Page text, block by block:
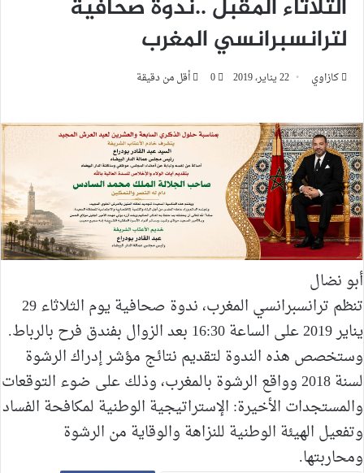
الثلاثاء المقبل ..ندوة صحافية
لترانسبرانسي المغرب
كازاوي 22 يناير، 2019 0 أقل من دقيقة
أبو نضال
تنظم ترانسبرانسي المغرب، ندوة صحافية يوم الثلاثاء 29
يناير 2019 على الساعة 16:30 بعد الزوال بفندق فرح بالرباط.
وستخصص هذه الندوة لتقديم نتائج مؤشر إدراك الرشوة
لسنة 2018 وواقع الرشوة بالمغرب، وذلك على ضوء التوقعات
والمستجدات الأخيرة: الإستراتيجية الوطنية لمكافحة الفساد
وتفعيل الهيئة الوطنية للنزاهة والوقاية من الرشوة
ومحاربتها.